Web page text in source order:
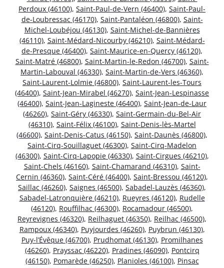
Perdoux (46100), Saint-Paul-de-Vern (46400), Saint-Paul-
de-Loubressac (46170), Saint-Pantaléon (46800), Saint-
Michel-Loubéjou (46130), Saint-Michel-de-Bannières
(46110), Saint-Médard-Nicourby (46210), Saint-Médard-
de-Presque (46400), Saint-Maurice-en-Quercy (46120),
Saint-Matré (46800), Saint-Martin-le-Redon (46700), Saint-
Martin-Labouval (46330), Saint-Martin-de-Vers (46360),
Saint-Laurent-Lolmie (46800), Saint-Laurent-les-Tours
(46400), Saint-Jean-Mirabel (46270), Saint-Jean-Lespinasse
(46400), Saint-Jean-Lagineste (46400), Saint-Jean-de-Laur
(46260), Saint-Géry (46330), Saint-Germain-du-Bel-Air
(46310), Saint-Félix (46100), Saint-Denis-lès-Martel
(46600), Saint-Denis-Catus (46150), Saint-Daunès (46800),
Saint-Cirq-Souillaguet (46300), Saint-Cirq-Madelon
(46300), Saint-Cirq-Lapopie (46330), Saint-Cirgues (46210),
Saint-Chels (46160), Saint-Chamarand (46310), Saint-
Cernin (46360), Saint-Céré (46400), Saint-Bressou (46120),
Saillac (46260), Saignes (46500), Sabadel-Lauzès (46360),
Sabadel-Latronquière (46210), Rueyres (46120), Rudelle
(46120), Rouffilhac (46300), Rocamadour (46500),
Reyrevignes (46320), Reilhaguet (46350), Reilhac (46500),
Rampoux (46340), Puyjourdes (46260), Puybrun (46130),
Puy-l’Évêque (46700), Prudhomat (46130), Promilhanes
(46260), Prayssac (46220), Pradines (46090), Pontcirq
(46150), Pomarède (46250), Planioles (46100), Pinsac